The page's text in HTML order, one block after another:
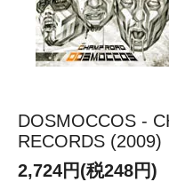
DOSMOCCOS -
RECORDS (2009)
2,724円(税248円)